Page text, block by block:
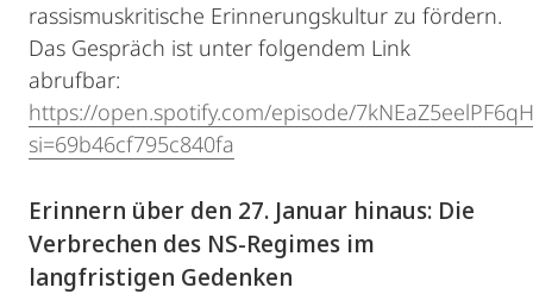
rassismuskritische Erinnerungskultur zu fördern.
Das Gespräch ist unter folgendem Link
abrufbar:
https://open.spotify.com/episode/
si=69b46cf795c840fa
Erinnern über den 27. Januar hinaus: Die
Verbrechen des NS-Regimes im
langfristigen Gedenken